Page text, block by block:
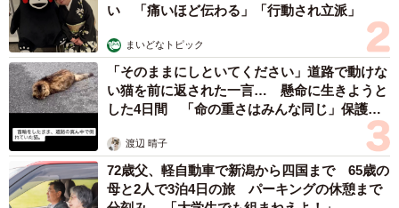
い 「痛いほど伝わる」「行動され立派」
まいどなトピック
「そのままにしといてください」道路で動けな
い猫を前に返された一言… 懸命に生きようと
した4日間 「命の重さはみんな同じ」保護団
渡辺 晴子
72歳父、軽自動車で新潟から四国まで 65歳の
母と2人で3泊4日の旅 パーキングの休憩まで